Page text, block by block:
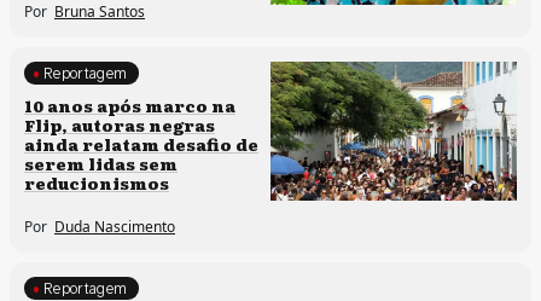
Por Bruna Santos
Processos artísticos
Reportagem
10 anos após marco na
Flip, autoras negras
ainda relatam desafio de
serem lidas sem
reducionismos
Por Duda Nascimento
Reportagem